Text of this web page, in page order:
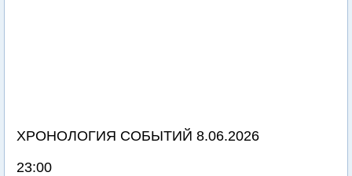
ХРОНОЛОГИЯ СОБЫТИЙ 8.06.2026
23:00